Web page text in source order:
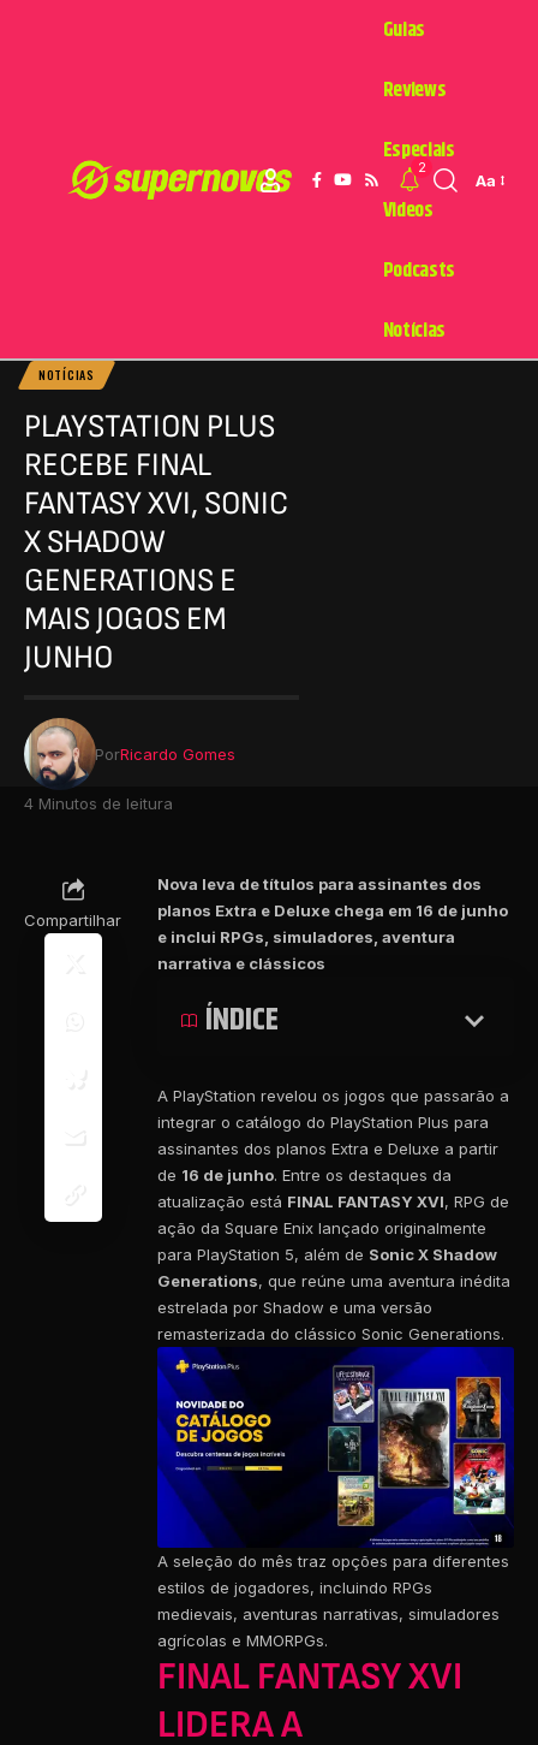
Guias
Reviews
Especiais
Videos
Podcasts
Notícias
2
Aa
NOTÍCIAS
PLAYSTATION PLUS
RECEBE FINAL
FANTASY XVI, SONIC
X SHADOW
GENERATIONS E
MAIS JOGOS EM
JUNHO
PorRicardo Gomes
4 Minutos de leitura
Compartilhar
Nova leva de títulos para assinantes dos
planos Extra e Deluxe chega em 16 de junho
e inclui RPGs, simuladores, aventura
narrativa e clássicos
ÍNDICE
A PlayStation revelou os jogos que passarão a
integrar o catálogo do PlayStation Plus para
assinantes dos planos Extra e Deluxe a partir
de 16 de junho. Entre os destaques da
atualização está FINAL FANTASY XVI, RPG de
ação da Square Enix lançado originalmente
para PlayStation 5, além de Sonic X Shadow
Generations, que reúne uma aventura inédita
estrelada por Shadow e uma versão
remasterizada do clássico Sonic Generations.
A seleção do mês traz opções para diferentes
estilos de jogadores, incluindo RPGs
medievais, aventuras narrativas, simuladores
agrícolas e MMORPGs.
FINAL FANTASY XVI
LIDERA A